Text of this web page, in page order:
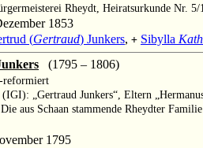
Rheydt, Heiratsurkunde Nr. 5/
1853
(Gertraud) Junkers, + Sibylla
(1795 – 1806)
reformiert
„Gertraud Junkers“, Eltern
aus Schaan stammende Rheydter
1795